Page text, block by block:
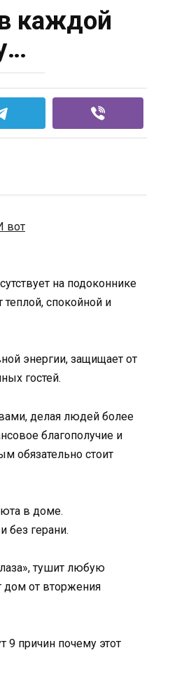
каждой
на подоконнике
теплой, спокойной и
энергии, защищает от
гостей.
делая людей более
благополучие и
обязательно стоит
в доме.
без герани.
тушит любую
дом от вторжения
9 причин почему этот